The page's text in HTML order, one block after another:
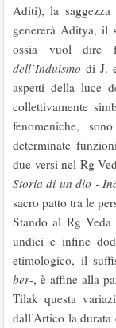
Aditi), la saggezza
genererà Aditya,
ossia vuol dire
dell’Induismo di J.
aspetti della luce
collettivamente
fenomeniche,
determinate
due versi nel Rg
Storia di un dio -
sacro patto tra le
Stando al Rg
undici e infine
etimologico, il
ber-, è affine alla
Tilak questa
dall’Artico la